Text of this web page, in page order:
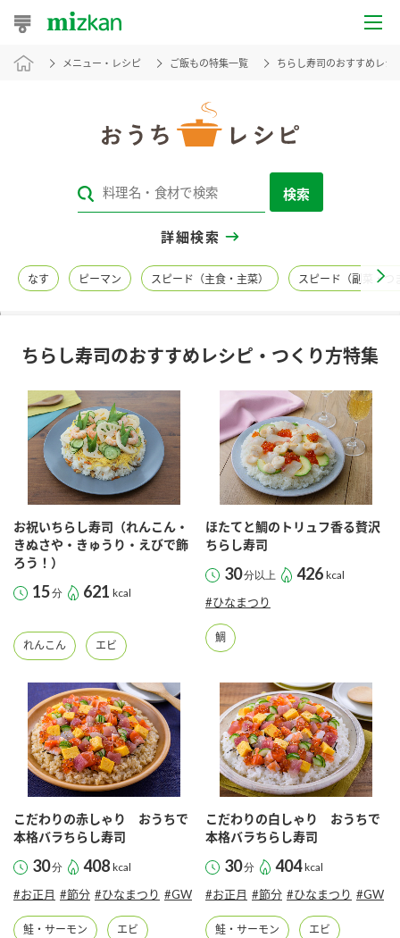
おうちレシピ
レシピカテゴリ一覧
レシピ名特集
商品情報
商品カテゴリ
酢 調味酢
お酢ドリンク ぽん酢
つゆ たれ
スープ 中華
クイック調味料 レモン果汁
ふりかけ おすしの素
新商品一覧
キャンペーン情報
ブランド・スペシャルサイト
ブランド・スペシャルサイト トップ
Fibee（ファイビー）
カンタン酢
お酢ドリンク
味ぽん
ぽん酢
かおりの蔵
つゆ
鍋なび
納豆のサイト
ミツカングループについて
企業理念
ミツカンの歴史
ミツカンを知る
環境への取り組み
水の文化センター（アーカイブ）
採用情報
ニュースリリース
お客様相談センター
メニュー・レシピ ご飯もの特集一覧 ちらし寿司のおすすめレシ
検索
詳細検索
なす ピーマン スピード（主食・主菜） スピード（副菜・つ
ちらし寿司のおすすめレシピ・つくり方特集
お祝いちらし寿司（れんこん・
きぬさや・きゅうり・えびで飾
ろう！）
15分 621 kcal
れんこん エビ
ほたてと鯛のトリュフ香る贅沢
ちらし寿司
30分以上 426 kcal
#ひなまつり
鯛
こだわりの赤しゃり おうちで
本格バラちらし寿司
30分 408 kcal
#お正月 #節分 #ひなまつり #GW
鮭・サーモン エビ
こだわりの白しゃり おうちで
本格バラちらし寿司
30分 404 kcal
#お正月 #節分 #ひなまつり #GW
鮭・サーモン エビ